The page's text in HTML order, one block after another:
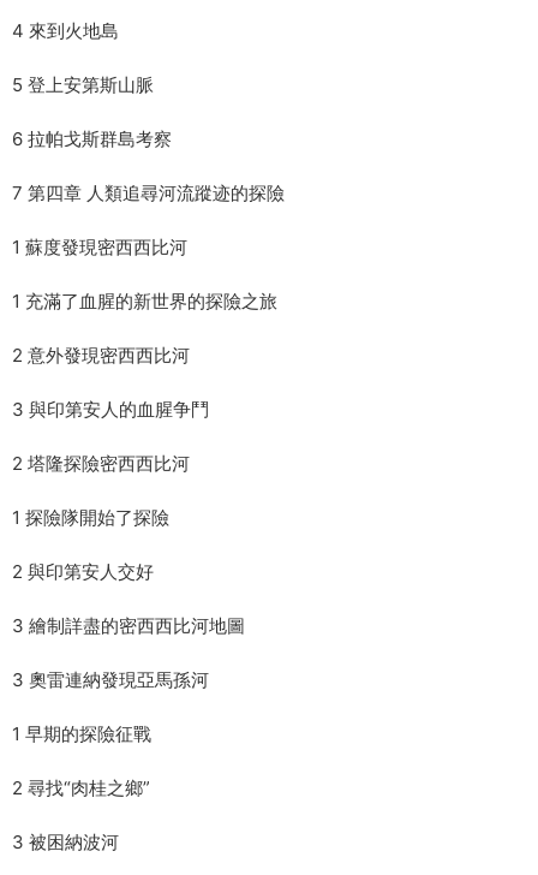
4 來到火地島
5 登上安第斯山脈
6 拉帕戈斯群島考察
7 第四章 人類追尋河流蹤迹的探險
1 蘇度發現密西西比河
1 充滿了血腥的新世界的探險之旅
2 意外發現密西西比河
3 與印第安人的血腥争鬥
2 塔隆探險密西西比河
1 探險隊開始了探險
2 與印第安人交好
3 繪制詳盡的密西西比河地圖
3 奧雷連納發現亞馬孫河
1 早期的探險征戰
2 尋找“肉桂之鄉”
3 被困納波河